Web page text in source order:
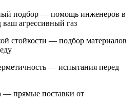
подбор — помощь инженеров в
агрессивный газ
стойкости — подбор материалов
— испытания перед
— прямые поставки от